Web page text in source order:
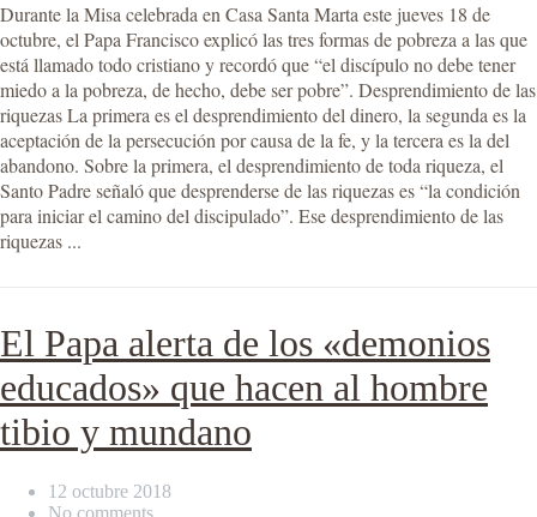
Durante la Misa celebrada en Casa Santa Marta este jueves 18 de
octubre, el Papa Francisco explicó las tres formas de pobreza a las que
está llamado todo cristiano y recordó que “el discípulo no debe tener
miedo a la pobreza, de hecho, debe ser pobre”. Desprendimiento de las
riquezas La primera es el desprendimiento del dinero, la segunda es la
aceptación de la persecución por causa de la fe, y la tercera es la del
abandono. Sobre la primera, el desprendimiento de toda riqueza, el
Santo Padre señaló que desprenderse de las riquezas es “la condición
para iniciar el camino del discipulado”. Ese desprendimiento de las
riquezas ...
El Papa alerta de los «demonios
educados» que hacen al hombre
tibio y mundano
12 octubre 2018
No comments